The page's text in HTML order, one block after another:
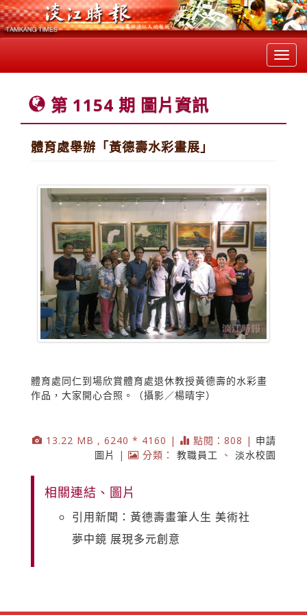
第 1154 期 圖片資訊
體育處舉辦「黃德壽水彩畫展」
體育處同仁到場欣賞體育處退休教授黃德壽的水彩畫
作品，大家開心合照。（攝影／楊晴宇）
13.22 MB , 6240 * 4160 | 點閱：808 | 申請
圖片
| 分類： 教職員工 、 淡水校園
相關連結、圖片
引用新聞：黃德壽畫筆人生 美術社
夢中鏡 展現多元創意